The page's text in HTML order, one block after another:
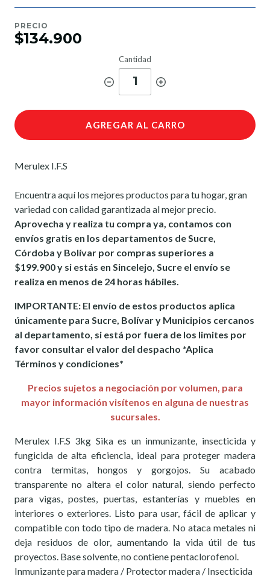
PRECIO
$134.900
Cantidad
1
AGREGAR AL CARRO
Merulex I.F.S
Encuentra aquí los mejores productos para tu hogar, gran
variedad con calidad garantizada al mejor precio.
Aprovecha y realiza tu compra ya, contamos con
envíos gratis en los departamentos de Sucre,
Córdoba y Bolívar por compras superiores a
$199.900 y si estás en Sincelejo, Sucre el envío se
realiza en menos de 24 horas hábiles.
IMPORTANTE: El envío de estos productos aplica
únicamente para Sucre, Bolívar y Municipios cercanos
al departamento, si está por fuera de los limites por
favor consultar el valor del despacho *Aplica
Términos y condiciones*
Precios sujetos a negociación por volumen, para
mayor información visítenos en alguna de nuestras
sucursales.
Merulex I.F.S 3kg Sika es un inmunizante, insecticida y
fungicida de alta eficiencia, ideal para proteger madera
contra termitas, hongos y gorgojos. Su acabado
transparente no altera el color natural, siendo perfecto
para vigas, postes, puertas, estanterías y muebles en
interiores o exteriores. Listo para usar, fácil de aplicar y
compatible con todo tipo de madera. No ataca metales ni
deja residuos de olor, aumentando la vida útil de tus
proyectos. Base solvente, no contiene pentaclorofenol.
Inmunizante para madera / Protector madera / Insecticida